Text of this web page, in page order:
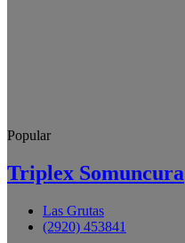
Popular
Triplex Somuncura
Las Grutas
(2920) 453841